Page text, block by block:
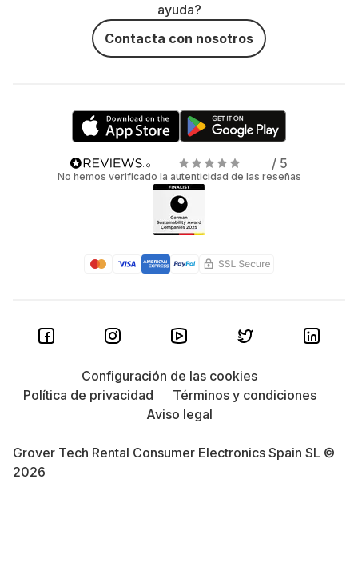
ayuda?
Contacta con nosotros
/ 5
No hemos verificado la autenticidad de las reseñas
Grover Tech Rental Consumer Electronics Spain SL ©
2026
Configuración de las cookies
Política de privacidad
Términos y condiciones
Aviso legal